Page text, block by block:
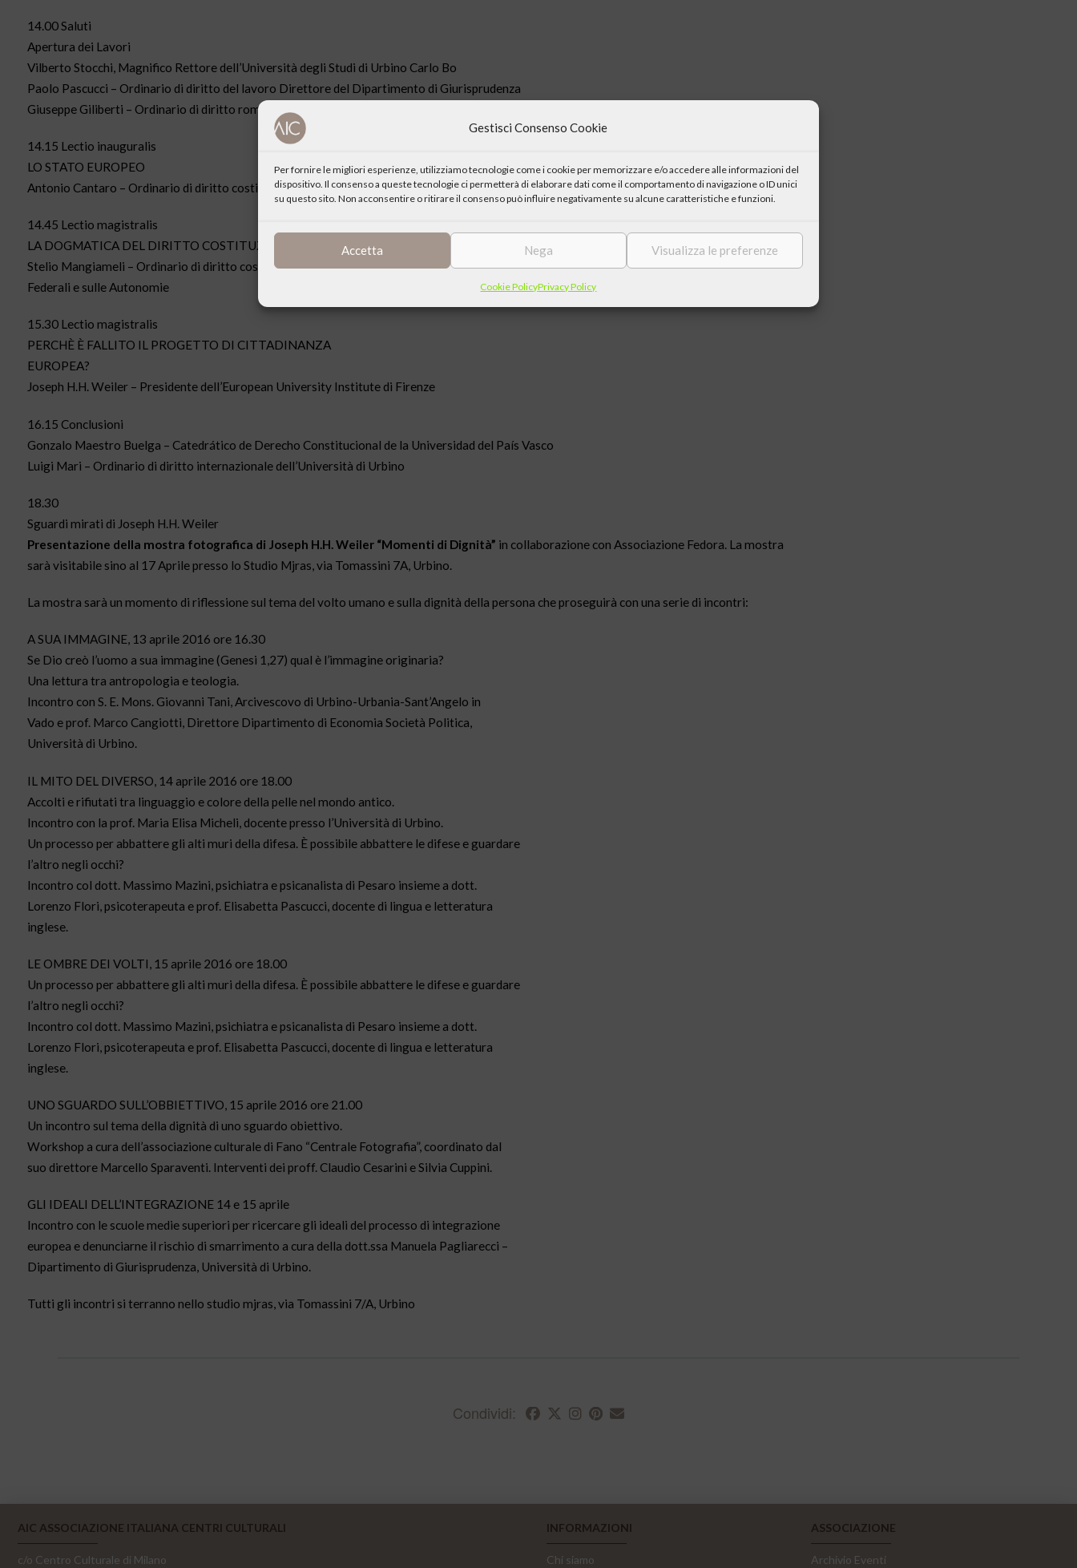
Gestisci Consenso Cookie
Per fornire le migliori esperienze, utilizziamo tecnologie come i cookie per memorizzare e/o accedere alle informazioni del
dispositivo. Il consenso a queste tecnologie ci permetterà di elaborare dati come il comportamento di navigazione o ID unici
su questo sito. Non acconsentire o ritirare il consenso può influire negativamente su alcune caratteristiche e funzioni.
Accetta Nega Visualizza le preferenze
Cookie PolicyPrivacy Policy
14.00 Saluti
Apertura dei Lavori
Vilberto Stocchi, Magnifico Rettore dell’Università degli Studi di Urbino Carlo Bo
Paolo Pascucci – Ordinario di diritto del lavoro Direttore del Dipartimento di Giurisprudenza
Giuseppe Giliberti – Ordinario di diritto romano e diritti dell’antichità Presidente della Scuola di Giurisprudenza
14.15 Lectio inauguralis
LO STATO EUROPEO
Antonio Cantaro – Ordinario di diritto costituzionale dell’Università di Urbino Direttore della Collana Critica Europea
14.45 Lectio magistralis
LA DOGMATICA DEL DIRITTO COSTITUZIONALE EUROPEO
Stelio Mangiameli – Ordinario di diritto costituzionale dell’Università di Teramo Direttore dell’Issirfa – Istituto di Studi sui Sistemi Regionali
Federali e sulle Autonomie
15.30 Lectio magistralis
PERCHÈ È FALLITO IL PROGETTO DI CITTADINANZA
EUROPEA?
Joseph H.H. Weiler – Presidente dell’European University Institute di Firenze
16.15 Conclusioni
Gonzalo Maestro Buelga – Catedrático de Derecho Constitucional de la Universidad del País Vasco
Luigi Mari – Ordinario di diritto internazionale dell’Università di Urbino
18.30
Sguardi mirati di Joseph H.H. Weiler
Presentazione della mostra fotografica di Joseph H.H. Weiler “Momenti di Dignità” in collaborazione con Associazione Fedora. La mostra
sarà visitabile sino al 17 Aprile presso lo Studio Mjras, via Tomassini 7A, Urbino.
La mostra sarà un momento di riflessione sul tema del volto umano e sulla dignità della persona che proseguirà con una serie di incontri:
A SUA IMMAGINE, 13 aprile 2016 ore 16.30
Se Dio creò l’uomo a sua immagine (Genesi 1,27) qual è l’immagine originaria?
Una lettura tra antropologia e teologia.
Incontro con S. E. Mons. Giovanni Tani, Arcivescovo di Urbino-Urbania-Sant’Angelo in
Vado e prof. Marco Cangiotti, Direttore Dipartimento di Economia Società Politica,
Università di Urbino.
IL MITO DEL DIVERSO, 14 aprile 2016 ore 18.00
Accolti e rifiutati tra linguaggio e colore della pelle nel mondo antico.
Incontro con la prof. Maria Elisa Micheli, docente presso l’Università di Urbino.
Un processo per abbattere gli alti muri della difesa. È possibile abbattere le difese e guardare
l’altro negli occhi?
Incontro col dott. Massimo Mazini, psichiatra e psicanalista di Pesaro insieme a dott.
Lorenzo Flori, psicoterapeuta e prof. Elisabetta Pascucci, docente di lingua e letteratura
inglese.
LE OMBRE DEI VOLTI, 15 aprile 2016 ore 18.00
Un processo per abbattere gli alti muri della difesa. È possibile abbattere le difese e guardare
l’altro negli occhi?
Incontro col dott. Massimo Mazini, psichiatra e psicanalista di Pesaro insieme a dott.
Lorenzo Flori, psicoterapeuta e prof. Elisabetta Pascucci, docente di lingua e letteratura
inglese.
UNO SGUARDO SULL’OBBIETTIVO, 15 aprile 2016 ore 21.00
Un incontro sul tema della dignità di uno sguardo obiettivo.
Workshop a cura dell’associazione culturale di Fano “Centrale Fotografia”, coordinato dal
suo direttore Marcello Sparaventi. Interventi dei proff. Claudio Cesarini e Silvia Cuppini.
GLI IDEALI DELL’INTEGRAZIONE 14 e 15 aprile
Incontro con le scuole medie superiori per ricercare gli ideali del processo di integrazione
europea e denunciarne il rischio di smarrimento a cura della dott.ssa Manuela Pagliarecci –
Dipartimento di Giurisprudenza, Università di Urbino.
Tutti gli incontri si terranno nello studio mjras, via Tomassini 7/A, Urbino
Condividi:
AIC ASSOCIAZIONE ITALIANA CENTRI CULTURALI
c/o Centro Culturale di Milano
INFORMAZIONI
Chi siamo
ASSOCIAZIONE
Archivio Eventi